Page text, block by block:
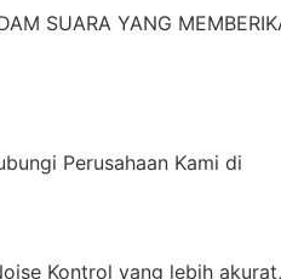
SUARA YANG
Perusahaan Kami di
Kontrol yang lebih